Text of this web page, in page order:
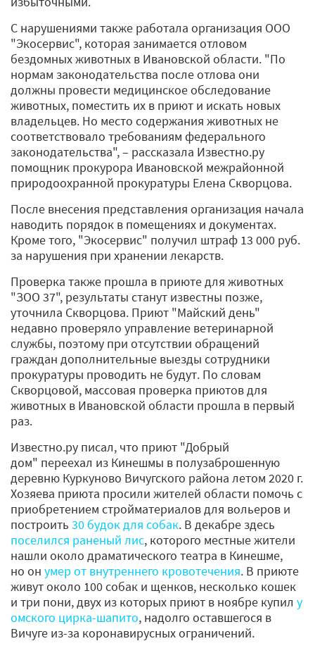
С нарушениями также работала организация ООО
"Экосервис", которая занимается отловом
бездомных животных в Ивановской области. "По
нормам законодательства после отлова они
должны провести медицинское обследование
животных, поместить их в приют и искать новых
владельцев. Но место содержания животных не
соответствовало требованиям федерального
законодательства", – рассказала Известно.ру
помощник прокурора Ивановской межрайонной
природоохранной прокуратуры Елена Скворцова.
После внесения представления организация начала
наводить порядок в помещениях и документах.
Кроме того, "Экосервис" получил штраф 13 000 руб.
за нарушения при хранении лекарств.
Проверка также прошла в приюте для животных
"ЗОО 37", результаты станут известны позже,
уточнила Скворцова. Приют "Майский день"
недавно проверяло управление ветеринарной
службы, поэтому при отсутствии обращений
граждан дополнительные выезды сотрудники
прокуратуры проводить не будут. По словам
Скворцовой, массовая проверка приютов для
животных в Ивановской области прошла в первый
раз.
Известно.ру писал, что приют "Добрый
дом" переехал из Кинешмы в полузаброшенную
деревню Куркуново Вичугского района летом 2020 г.
Хозяева приюта просили жителей области помочь с
приобретением стройматериалов для вольеров и
построить 30 будок для собак. В декабре здесь
поселился раненый лис, которого местные жители
нашли около драматического театра в Кинешме,
но он умер от внутреннего кровотечения. В приюте
живут около 100 собак и щенков, несколько кошек
и три пони, двух из которых приют в ноябре купил у
омского цирка-шапито, надолго оставшегося в
Вичуге из-за коронавирусных ограничений.